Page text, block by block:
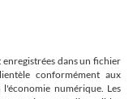
dans un fichier
conformément aux
numérique. Les